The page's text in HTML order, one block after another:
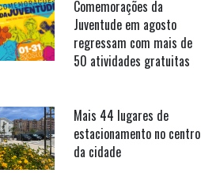
Comemorações da
Juventude em agosto
regressam com mais de
50 atividades gratuitas
Mais 44 lugares de
estacionamento no centro
da cidade